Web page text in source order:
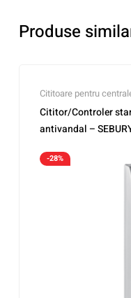
Produse
Cititoare pentru
Cititor/Controler
antivandal –
-28%